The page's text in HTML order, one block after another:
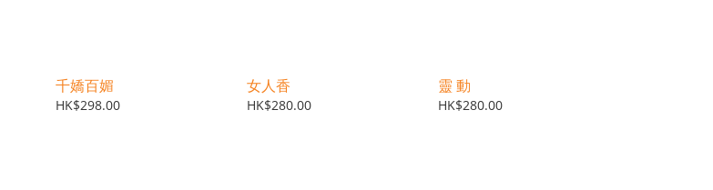
千嬌百媚
HK$298.00
女人香
HK$280.00
靈 動
HK$280.00